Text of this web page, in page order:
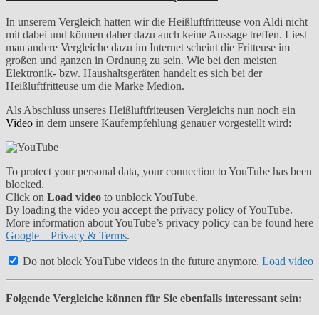
In unserem Vergleich hatten wir die Heißluftfritteuse von Aldi nicht
mit dabei und können daher dazu auch keine Aussage treffen. Liest
man andere Vergleiche dazu im Internet scheint die Fritteuse im
großen und ganzen in Ordnung zu sein. Wie bei den meisten
Elektronik- bzw. Haushaltsgeräten handelt es sich bei der
Heißluftfritteuse um die Marke Medion.
Als Abschluss unseres Heißluftfriteusen Vergleichs nun noch ein
Video in dem unsere Kaufempfehlung genauer vorgestellt wird:
To protect your personal data, your connection to YouTube has been
blocked.
Click on Load video to unblock YouTube.
By loading the video you accept the privacy policy of YouTube.
More information about YouTube’s privacy policy can be found here
Google – Privacy & Terms.
Do not block YouTube videos in the future anymore. Load video
Folgende Vergleiche können für Sie ebenfalls interessant sein: